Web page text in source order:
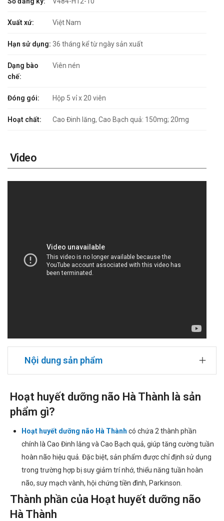
Xuất xứ: Việt Nam
Hạn sử dụng: 36 tháng kể từ ngày sản xuất
Dạng bào
chế:
Viên nén
Đóng gói: Hộp 5 vỉ x 20 viên
Hoạt chất: Cao Đinh lăng, Cao Bạch quả: 150mg; 20mg
Video
Nội dung sản phẩm
Hoạt huyết dưỡng não Hà Thành là sản
phẩm gì?
Hoạt huyết dưỡng não Hà Thành có chứa 2 thành phần
chính là Cao Đinh lăng và Cao Bạch quả, giúp tăng cường tuần
hoàn não hiệu quả. Đặc biệt, sản phẩm được chỉ định sử dụng
trong trường hợp bị suy giảm trí nhớ, thiểu năng tuần hoàn
não, suy mạch vành, hội chứng tiền đình, Parkinson.
Thành phần của Hoạt huyết dưỡng não
Hà Thành